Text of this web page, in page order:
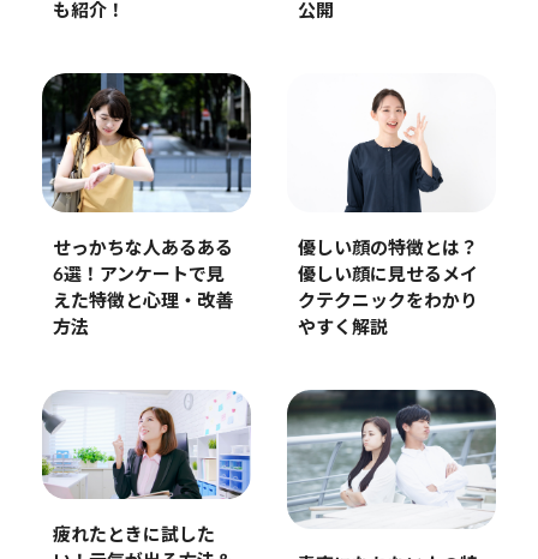
も紹介！
公開
せっかちな人あるある
6選！アンケートで見
えた特徴と心理・改善
方法
優しい顔の特徴とは？
優しい顔に見せるメイ
クテクニックをわかり
やすく解説
疲れたときに試した